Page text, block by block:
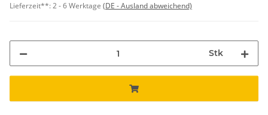
Lieferzeit**:2 - 6 Werktage (DE - Ausland abweichend)
Stk